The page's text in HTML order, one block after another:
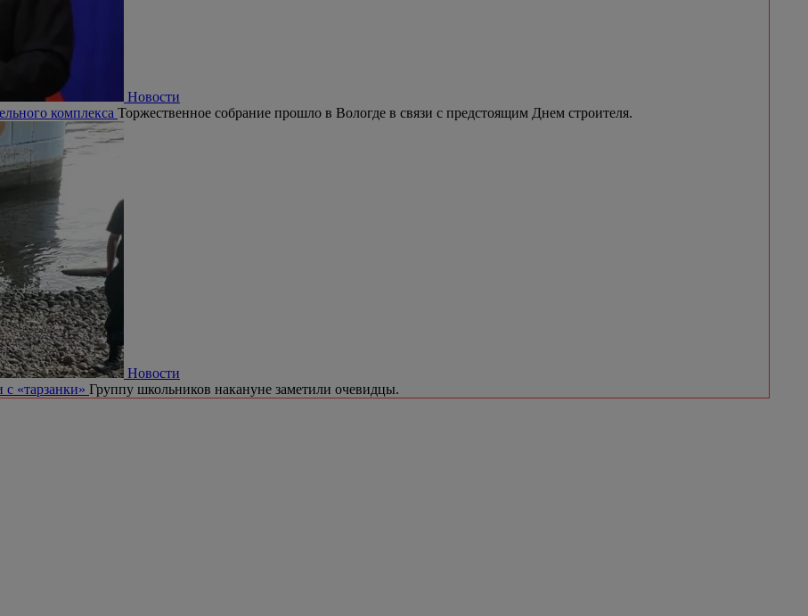
Новости
комплекса Торжественное собрание прошло в Вологде в связи с предстоящим Днем строителя.
Новости
«тарзанки» Группу школьников накануне заметили очевидцы.